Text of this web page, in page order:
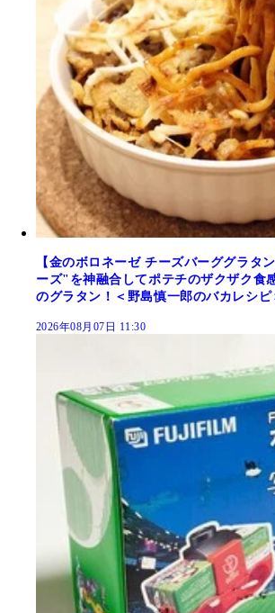
【金のボロネーゼ チーズバーググラタ
ーズ"を神融合してポテチのザクザク食
のグラタン！＜野島慎一郎のバカレシピ
2026年08月07日 11:30